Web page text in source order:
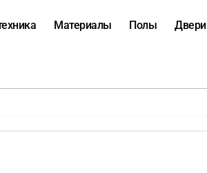
Материалы Полы Двери